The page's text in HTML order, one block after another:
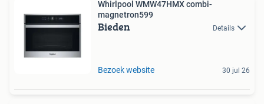
Whirlpool WMW47HMX combi-
magnetron599
Bieden Details
Bezoek website 30 jul 26